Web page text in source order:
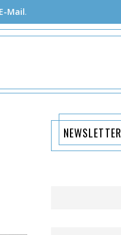
Mail.
NEWSLETTER